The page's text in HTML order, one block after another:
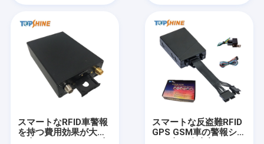
スマートなRFID車警報
を持つ費用効果が大き
スマートな反盗難RFID
GPS GSM車の警報シス